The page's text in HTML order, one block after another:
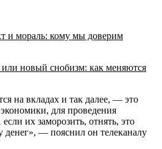
и мораль: кому мы доверим
новый снобизм: как меняются
на вкладах и так далее, — это
для проведения
их заморозить, отнять, это
денег», — пояснил он телеканалу